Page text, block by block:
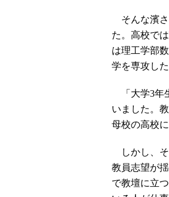
そんな濱さ
た。高校で
は理工学部
学を専攻した
「大学3年
いました。
母校の高校
しかし、そ
教員志望が
で教壇に立